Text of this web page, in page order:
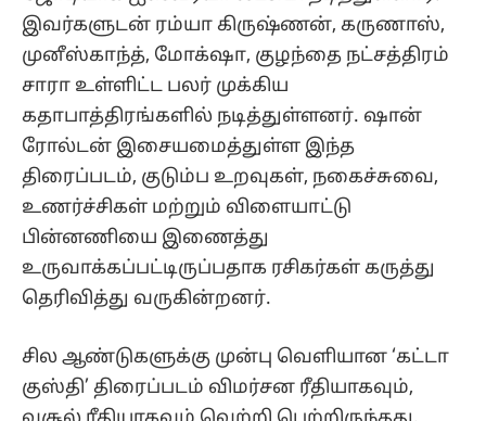
இவர்களுடன் ரம்யா கிருஷ்ணன், கருணாஸ்,
முனீஸ்காந்த், மோக்‌ஷா, குழந்தை நட்சத்திரம்
சாரா உள்ளிட்ட பலர் முக்கிய
கதாபாத்திரங்களில் நடித்துள்ளனர். ஷான்
ரோல்டன் இசையமைத்துள்ள இந்த
திரைப்படம், குடும்ப உறவுகள், நகைச்சுவை,
உணர்ச்சிகள் மற்றும் விளையாட்டு
பின்னணியை இணைத்து
உருவாக்கப்பட்டிருப்பதாக ரசிகர்கள் கருத்து
தெரிவித்து வருகின்றனர்.
சில ஆண்டுகளுக்கு முன்பு வெளியான ‘கட்டா
குஸ்தி’ திரைப்படம் விமர்சன ரீதியாகவும்,